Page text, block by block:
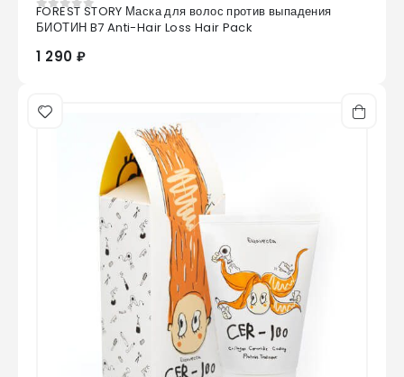
0из 5
FOREST STORY Маска для волос против выпадения
БИОТИН B7 Anti-Hair Loss Hair Pack
1 290 ₽